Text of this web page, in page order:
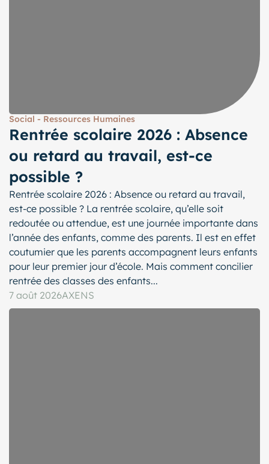
Social - Ressources Humaines
Rentrée scolaire 2026 : Absence
ou retard au travail, est-ce
possible ?
Rentrée scolaire 2026 : Absence ou retard au travail,
est-ce possible ? La rentrée scolaire, qu’elle soit
redoutée ou attendue, est une journée importante dans
l’année des enfants, comme des parents. Il est en effet
coutumier que les parents accompagnent leurs enfants
pour leur premier jour d’école. Mais comment concilier
rentrée des classes des enfants...
7 août 2026AXENS